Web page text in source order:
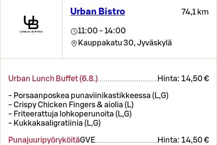
Urban Bistro 74,1 km
11:00 - 14:00
Kauppakatu 30, Jyväskylä
Urban Lunch Buffet (6.8.) Hinta: 14,50 €
- Porsaanposkea punaviinikastikkeessa (L,G)
- Crispy Chicken Fingers & aiolia (L)
- Friteerattuja lohkoperunoita (L,G)
- Kukkakaaligratiinia (L,G)
PunajuuripyöryköitäGVE Hinta: 14,50 €